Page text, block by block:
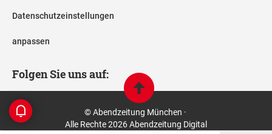
Datenschutzeinstellungen
anpassen
Folgen Sie uns auf:
© Abendzeitung München ·
Alle Rechte 2026 Abendzeitung Digital